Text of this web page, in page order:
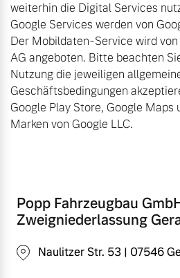
weiterhin die Digital Services
Google Services werden von
Der Mobildaten-Service wird
AG angeboten. Bitte beachten
Nutzung die jeweiligen
Geschäftsbedingungen
Google Play Store, Google Maps
Marken von Google LLC.
Popp Fahrzeugbau
Zweigniederlassung
Naulitzer Str. 53 | 07546